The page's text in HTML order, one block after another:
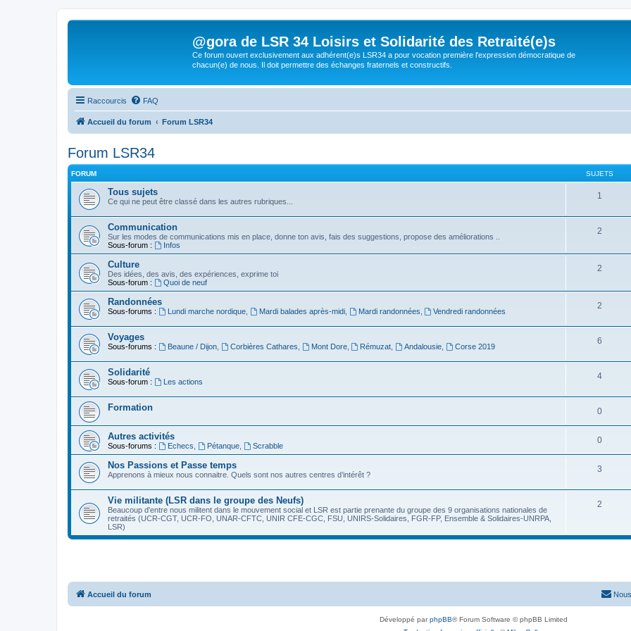
@gora de LSR 34 Loisirs et Solidarité des Retraité(e)s
Ce forum ouvert exclusivement aux adhérent(e)s LSR34 a pour vocation première l'expression démocratique de
chacun(e) de nous. Il doit permettre des échanges fraternels et constructifs.
Raccourcis FAQ
Accueil du forum Forum LSR34
Forum LSR34
FORUM SUJETS
Tous sujets
Ce qui ne peut être classé dans les autres rubriques...
1
Communication
Sur les modes de communications mis en place, donne ton avis, fais des suggestions, propose des améliorations ..
Sous-forum :
Infos
2
Culture
Des idées, des avis, des expériences, exprime toi
Sous-forum :
Quoi de neuf
2
Randonnées
Sous-forums : Lundi marche nordique, Mardi balades après-midi, Mardi randonnées Vendredi randonnées
2
Voyages
Sous-forums : Beaune / Dijon, Corbières Cathares Mont Dore, Rémuzat Andalousie Corse 2019
6
Solidarité
Sous-forum : Les actions
4
Formation 0
Autres activités
Sous-forums : Echecs Pétanque, Scrabble
0
Nos Passions et Passe temps
Apprenons à mieux nous connaitre. Quels sont nos autres centres d’intérêt ?
3
Vie militante (LSR dans le groupe des Neufs)
Beaucoup d'entre nous militent dans le mouvement social et LSR est partie prenante du groupe des 9 organisations nationales de
retraités (UCR-CGT, UCR-FO, UNAR-CFTC, UNIR CFE-CGC, FSU, UNIRS-Solidaires, FGR-FP, Ensemble & Solidaires-UNRPA,
LSR)
2
Accueil du forum
Développé parphpBB® Forum Software © phpBB Limited